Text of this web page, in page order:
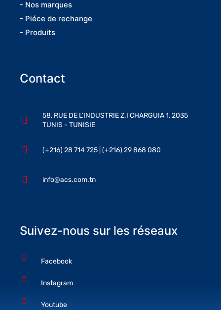
- Nos marques
- Piéce de rechange
- Produits
Contact
58, RUE DE L’INDUSTRIE Z.I CHARGUIA 1, 2035
TUNIS - TUNISIE
(+216) 28 714 725 | (+216) 29 868 080
info@acs.com.tn
Suivez-nous sur les réseaux
Facebook
Instagram
Youtube